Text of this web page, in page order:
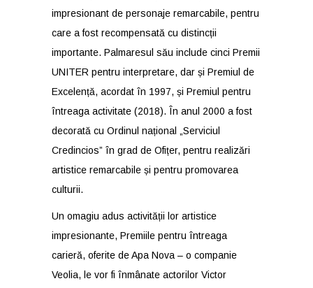
impresionant de personaje remarcabile, pentru
care a fost recompensată cu distincții
importante. Palmaresul său include cinci Premii
UNITER pentru interpretare, dar și Premiul de
Excelență, acordat în 1997, și Premiul pentru
întreaga activitate (2018). În anul 2000 a fost
decorată cu Ordinul național „Serviciul
Credincios” în grad de Ofițer, pentru realizări
artistice remarcabile și pentru promovarea
culturii.
Un omagiu adus activității lor artistice
impresionante, Premiile pentru întreaga
carieră, oferite de Apa Nova – o companie
Veolia, le vor fi înmânate actorilor Victor